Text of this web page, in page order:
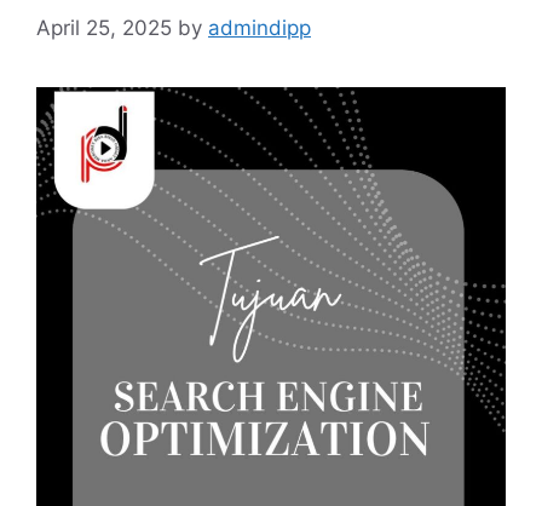
April 25, 2025 by admindipp